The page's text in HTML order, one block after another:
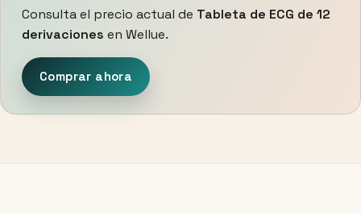
Consulta el precio actual de Tableta de ECG de 12
derivaciones en Wellue.
Comprar ahora